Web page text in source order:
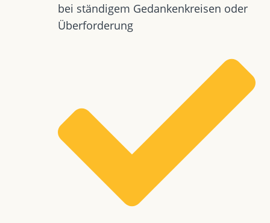
bei ständigem Gedankenkreisen oder
Überforderung